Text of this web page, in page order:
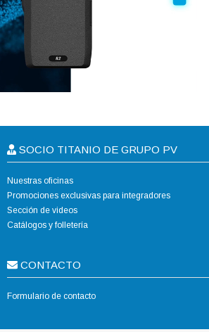
SOCIO TITANIO DE GRUPO PV
Nuestras oficinas
Promociones exclusivas para integradores
Sección de videos
Catálogos y folletería
CONTACTO
Formulario de contacto